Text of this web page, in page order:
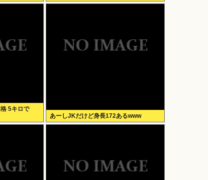
5キロで
あーしJKだけど身長172あるwww